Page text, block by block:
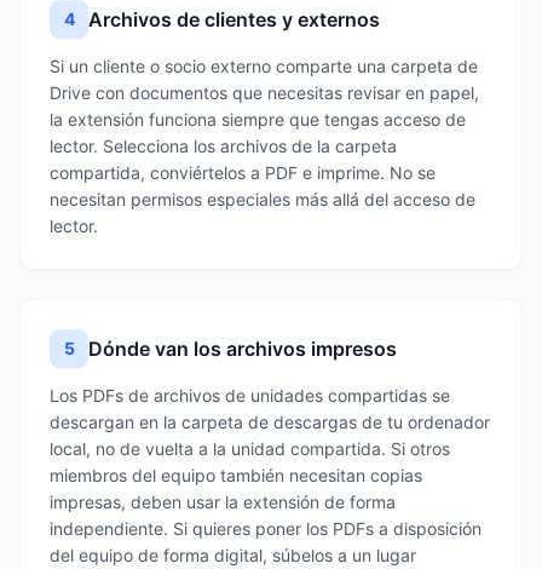
4 Archivos de clientes y externos
Si un cliente o socio externo comparte una carpeta de
Drive con documentos que necesitas revisar en papel,
la extensión funciona siempre que tengas acceso de
lector. Selecciona los archivos de la carpeta
compartida, conviértelos a PDF e imprime. No se
necesitan permisos especiales más allá del acceso de
lector.
5 Dónde van los archivos impresos
Los PDFs de archivos de unidades compartidas se
descargan en la carpeta de descargas de tu ordenador
local, no de vuelta a la unidad compartida. Si otros
miembros del equipo también necesitan copias
impresas, deben usar la extensión de forma
independiente. Si quieres poner los PDFs a disposición
del equipo de forma digital, súbelos a un lugar